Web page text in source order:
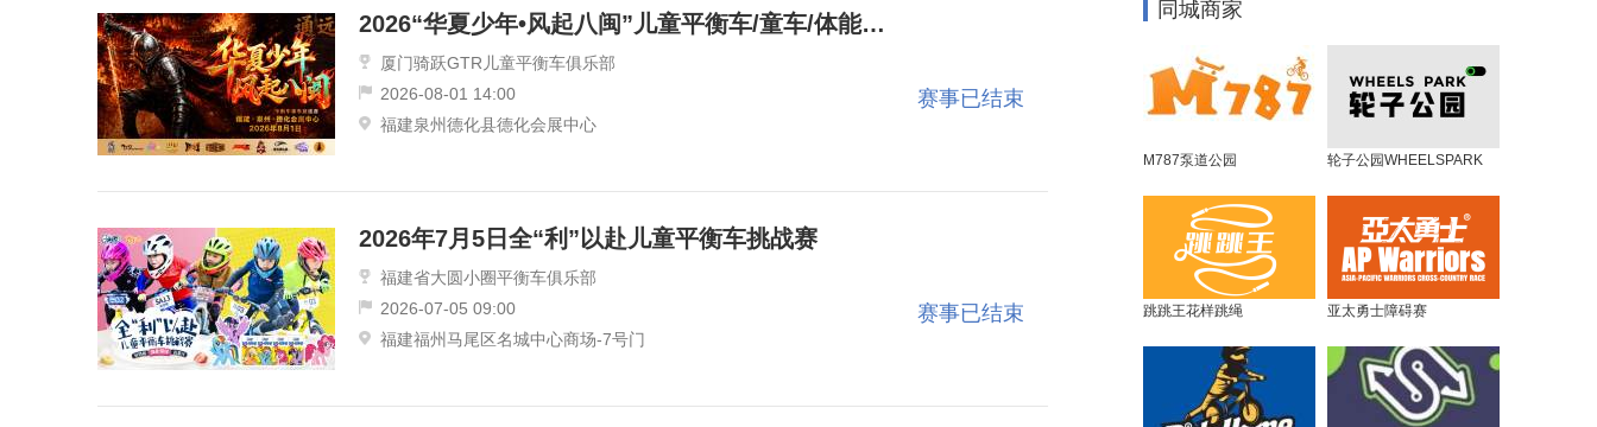
2026“华夏少年•风起八闽”儿童平衡车/童车/体能障碍竞速赛-泉州站
厦门骑跃GTR儿童平衡车俱乐部
2026-08-01 14:00
福建泉州德化县德化会展中心
赛事已结束
2026年7月5日全“利”以赴儿童平衡车挑战赛
福建省大圆小圈平衡车俱乐部
2026-07-05 09:00
福建福州马尾区名城中心商场-7号门
赛事已结束
同城商家
M787泵道公园 轮子公园WHEELSPARK
跳跳王花样跳绳 亚太勇士障碍赛